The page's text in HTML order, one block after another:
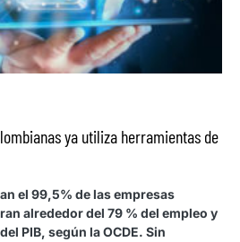
ya utiliza herramientas de
el 99,5% de las empresas
alrededor del 79 % del empleo y
PIB, según la OCDE. Sin